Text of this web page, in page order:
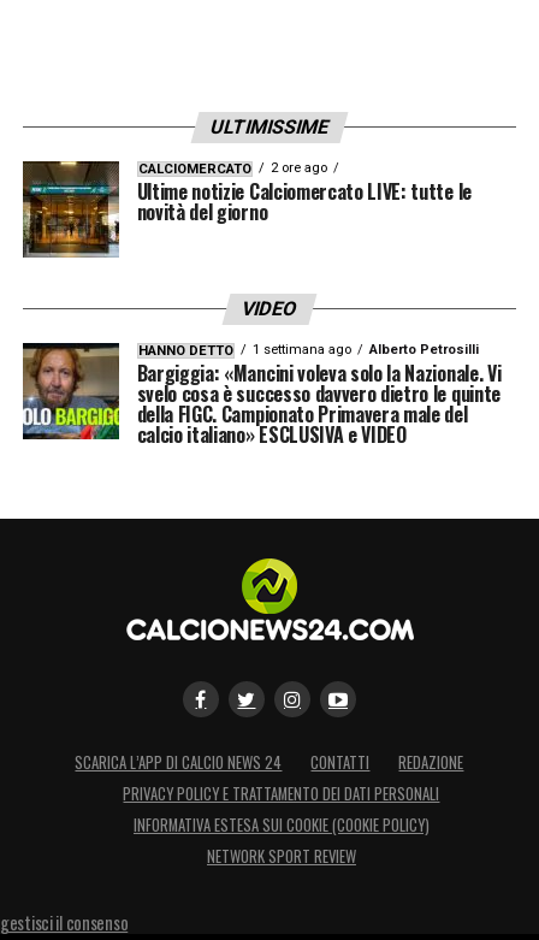
ULTIMISSIME
CALCIOMERCATO 2 ore ago
Ultime notizie Calciomercato LIVE: tutte le
novità del giorno
VIDEO
HANNO DETTO 1 settimana ago Alberto Petrosilli
Bargiggia: «Mancini voleva solo la Nazionale. Vi
svelo cosa è successo davvero dietro le quinte
della FIGC. Campionato Primavera male del
calcio italiano» ESCLUSIVA e VIDEO
SCARICA L’APP DI CALCIO NEWS 24 CONTATTI
REDAZIONE
PRIVACY POLICY E TRATTAMENTO DEI DATI PERSONALI
INFORMATIVA ESTESA SUI COOKIE (COOKIE POLICY)
NETWORK SPORT REVIEW
gestisci il consenso